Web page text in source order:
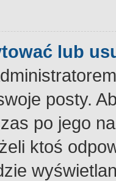
lub
posty.
po jego
ktoś